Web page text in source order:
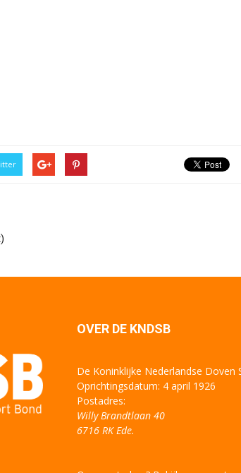
OVER DE KNDSB
De Koninklijke Nederlandse Doven
Oprichtingsdatum: 4 april 1926
Postadres:
Willy Brandtlaan 40
6716 RK Ede.